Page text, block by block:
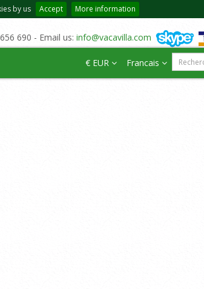
by us Accept More information
690 - Email us: info@vacavilla.com
€ EUR Francais